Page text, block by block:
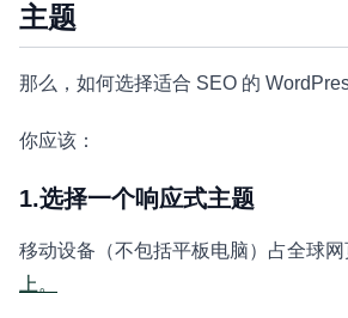
主题
那么，如何选择适合 SEO 的
你应该：
1.选择一个响应式主题
移动设备（不包括平板电脑）占全球
上。